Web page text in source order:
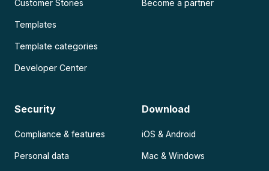
Customer Stories
Templates
Template categories
Developer Center
Become a partner
Security
Compliance & features
Personal data
Download
iOS & Android
Mac & Windows